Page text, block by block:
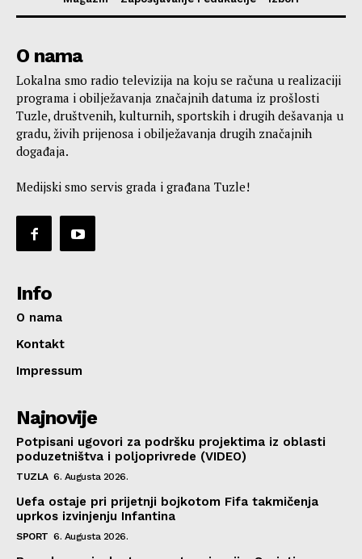
O nama
Lokalna smo radio televizija na koju se računa u realizaciji
programa i obilježavanja značajnih datuma iz prošlosti
Tuzle, društvenih, kulturnih, sportskih i drugih dešavanja u
gradu, živih prijenosa i obilježavanja drugih značajnih
događaja.
Medijski smo servis grada i građana Tuzle!
Info
O nama
Kontakt
Impressum
Najnovije
Potpisani ugovori za podršku projektima iz oblasti
poduzetništva i poljoprivrede (VIDEO)
TUZLA 6. Augusta 2026.
Uefa ostaje pri prijetnji bojkotom Fifa takmičenja
uprkos izvinjenju Infantina
SPORT 6. Augusta 2026.